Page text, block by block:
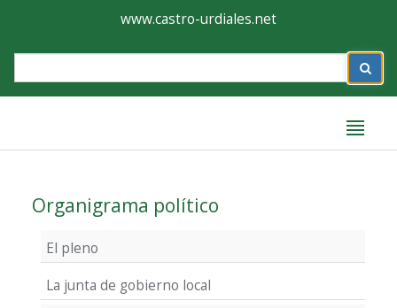
Ayuntamiento
de
Castro-
www.castro-urdiales.net
Organigrama político
El pleno
La junta de gobierno local